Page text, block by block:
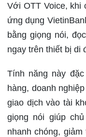
Với OTT Voice, khi
ứng dụng
bằng giọng nói,
ngay trên thiết bị di
Tính năng này
hàng, doanh
giao dịch vào tài
giọng nói giúp
nhanh chóng,